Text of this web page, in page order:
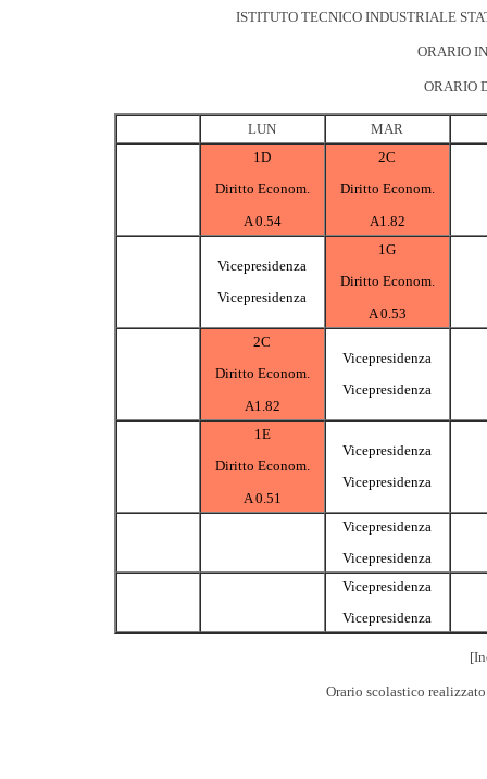
ISTITUTO TECNICO INDUSTRIALE
ORARIO
ORARIO
LUN
MAR
1D
Diritto Econom.
A 0.54
2C
Diritto Econom.
A1.82
Vicepresidenza
Vicepresidenza
1G
Diritto Econom.
A 0.53
2C
Diritto Econom.
A1.82
Vicepresidenza
Vicepresidenza
1E
Diritto Econom.
A 0.51
Vicepresidenza
Vicepresidenza
Vicepresidenza
Vicepresidenza
Vicepresidenza
Vicepresidenza
Orario scolastico